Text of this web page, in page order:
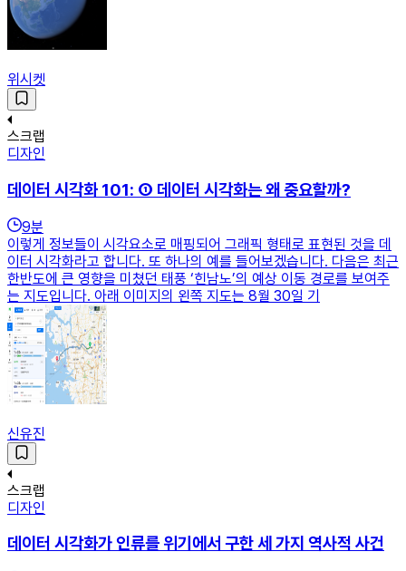
위시켓
스크랩
디자인
데이터 시각화 101: ① 데이터 시각화는 왜 중요할까?
9분
이렇게 정보들이 시각요소로 매핑되어 그래픽 형태로 표현된 것을 데
이터 시각화라고 합니다. 또 하나의 예를 들어보겠습니다. 다음은 최근
한반도에 큰 영향을 미쳤던 태풍 ‘힌남노’의 예상 이동 경로를 보여주
는 지도입니다. 아래 이미지의 왼쪽 지도는 8월 30일 기
신유진
스크랩
디자인
데이터 시각화가 인류를 위기에서 구한 세 가지 역사적 사건